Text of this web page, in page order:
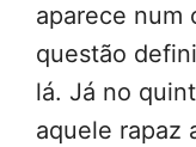
aparece num
questão
lá. Já no
aquele rapaz